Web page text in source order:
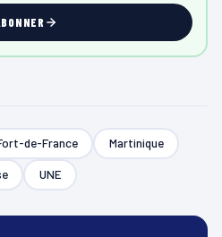
de-France Martinique
UNE